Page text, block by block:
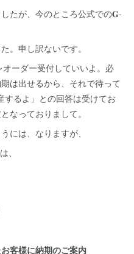
たが、今のところ公式での𝐆-
。申し訳ないです。
ーダー受付していいよ。必
は出せるから、それで待って
るよ」との回答は受けてお
なっておりまして。
には、なりますが、
、
客様に納期のご案内